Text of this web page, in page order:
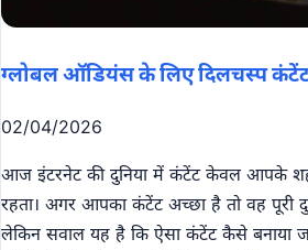
ग्लोबल ऑडियंस के लिए दिलचस्प
02/04/2026
आज इंटरनेट की दुनिया में कंटेंट केवल आपके
रहता। अगर आपका कंटेंट अच्छा है तो वह पूरी
लेकिन सवाल यह है कि ऐसा कंटेंट कैसे